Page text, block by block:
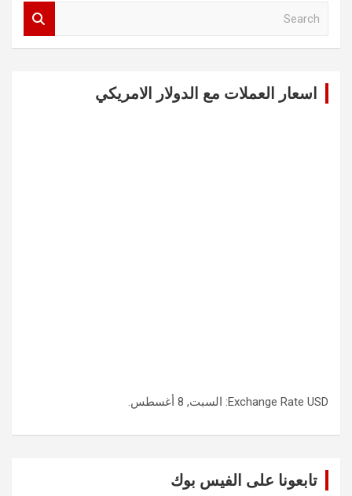
اسعار العملات مع الدولار الامريكي
Exchange Rate USD : السبت, 8 أغسطس.
تابعونا على الفيس بوك